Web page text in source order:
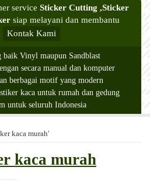
service Sticker Cutting ,Sticker
siap melayani dan membantu
Kontak Kami
Vinyl maupun Sandblast
secara manual dan komputer
berbagai motif yang modern
kaca untuk rumah dan gedung
untuk seluruh Indonesia
kaca murah'
kaca murah